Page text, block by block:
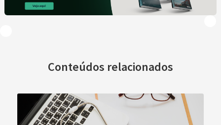
Conteúdos relacionados